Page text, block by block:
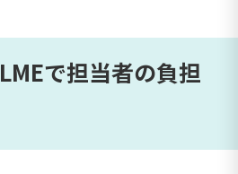
で担当者の負担